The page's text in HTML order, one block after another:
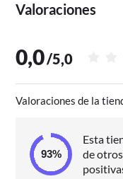
viaje sea una
Valoraciones
0,0/5,0
Valoraciones de la
Esta
de